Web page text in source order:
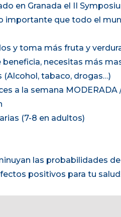
en Granada el II
importante que todo el
y toma más fruta y
beneficia, necesitas más
tabaco, drogas…)
a la semana MODERADA
(7-8 en adultos)
las probabilidades
positivos para tu